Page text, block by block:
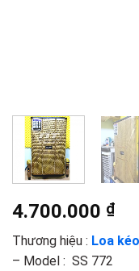
4.700.000 ₫
Thương hiệu : Loa
– Model : SS 772